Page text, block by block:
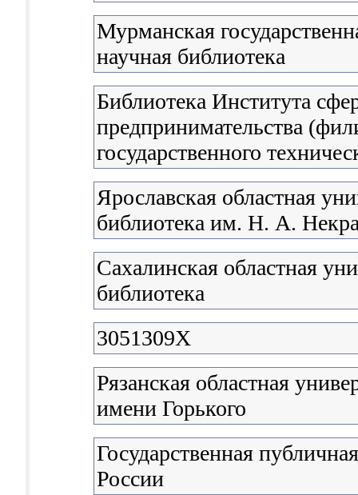
Мурманская
научная библиотека
Библиотека Института
предпринимательства
государственного
Ярославская областная
библиотека им. Н. А.
Сахалинская областная
библиотека
3051309X
Рязанская областная
имени Горького
Государственная
России